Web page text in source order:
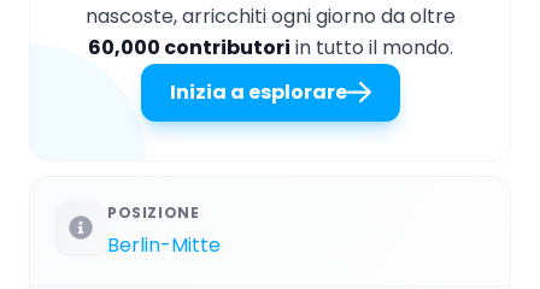
nascoste, arricchiti ogni giorno da oltre
60,000 contributori in tutto il mondo.
Inizia a esplorare
POSIZIONE
Berlin-Mitte